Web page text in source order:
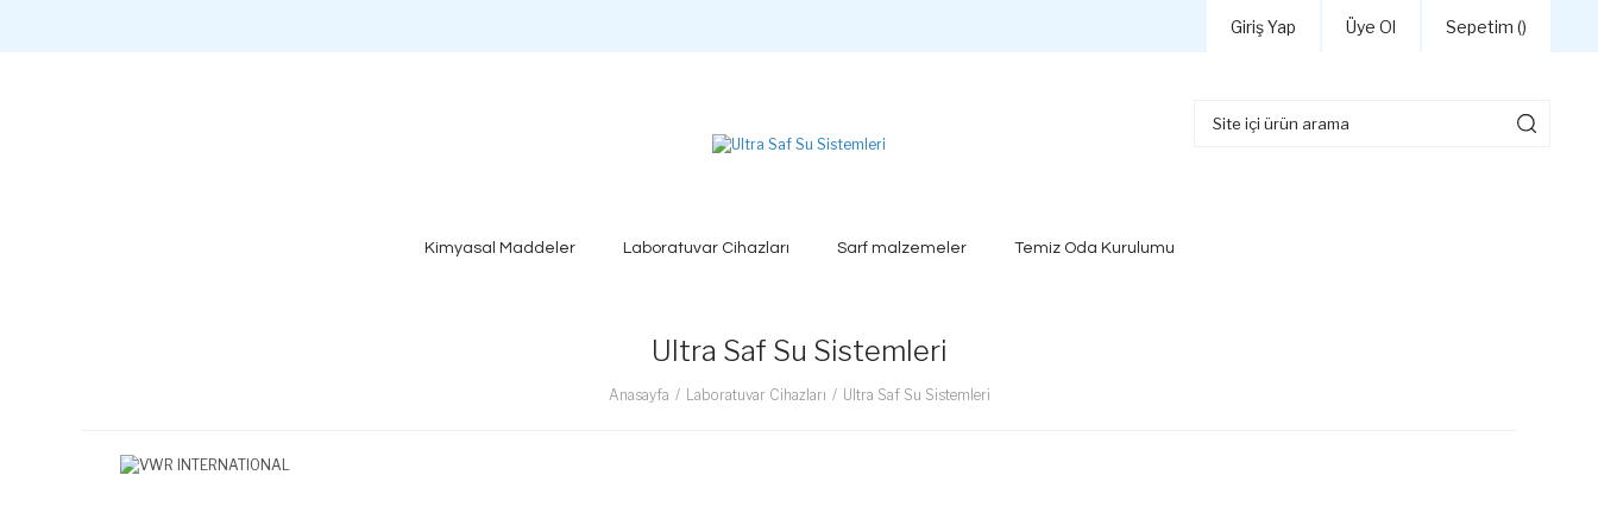
Giriş Yap Üye Ol Sepetim ()
Kimyasal Maddeler Laboratuvar Cihazları Sarf malzemeler Temiz Oda Kurulumu
Ultra Saf Su Sistemleri
Anasayfa Laboratuvar Cihazları Ultra Saf Su Sistemleri